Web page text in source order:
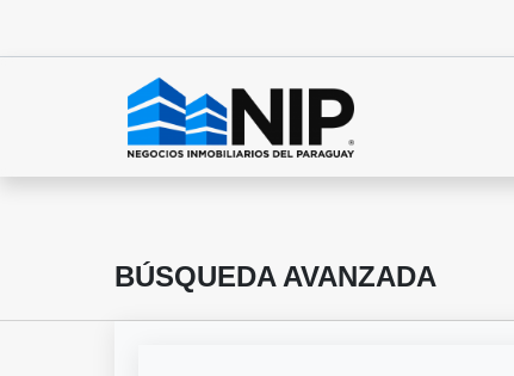
BÚSQUEDA AVANZADA